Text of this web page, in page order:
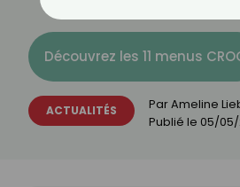
Découvrez les 11 menus
ACTUALITÉS ParAmeline
Publié le 05/05/